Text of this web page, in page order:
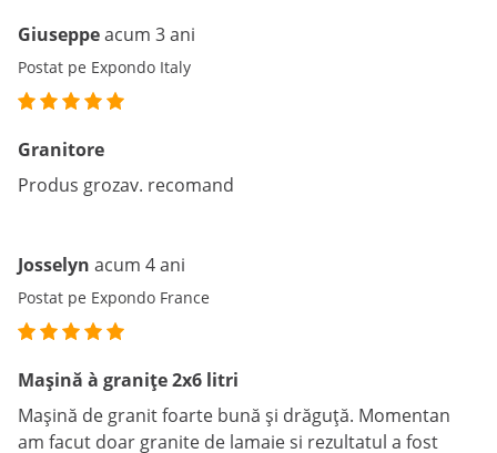
Giuseppeacum 3 ani
Postat pe Expondo Italy
Granitore
Produs grozav. recomand
Josselyn acum 4 ani
Postat pe Expondo France
Mașină à granițe 2x6 litri
Mașină de granit foarte bună și drăguță. Momentan
am facut doar granite de lamaie si rezultatul a fost